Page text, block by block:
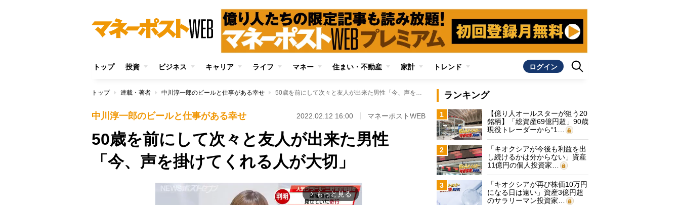
トップ 投資 ビジネス キャリア ライフ マネー 住まい・不動産 家計 トレンド ログイン
トップ 連載・著者 中川淳一郎のビールと仕事がある幸せ 50歳を前にして次々と友人が出来た男性「今、声を掛けてくれる人が大切」
中川淳一郎のビールと仕事がある幸せ 2022.02.12 16:00 マネーポストWEB
50歳を前にして次々と友人が出来た男性
「今、声を掛けてくれる人が大切」
arrow_forward_ios もっと見る
ランキング
1
【億り人オールスターが狙う20
銘柄】「総資産69億円超」90歳
現役トレーダーから“1…
2
「キオクシアが今後も利益を出
し続けるかは分からない」資産
11億円の個人投資家…
3
「キオクシアが再び株価10万円
になる日は遠い」資産3億円超
のサラリーマン投資家…